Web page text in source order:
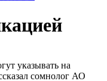
указывать на
сомнолог АО